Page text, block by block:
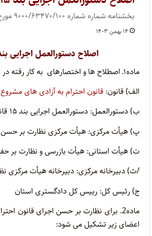
بخشنامه شماره شماره ۹۰۰۰/۶۳۴۷۰/۱۰۰ مورخ ۱۴۰۳/۱۱/۰۳ رییس قوه قضاییه
۱۴ بهمن ۱۴۰۳
اصلاح دستورالعمل اجرایی بند ۱۵ قانون احترام به آزادی‌ های مشروع و حفظ حقوق شهروندی مصوب
ماده۱ـ اصطلاح ها و اختصارهای به کار رفته در این دستورالعمل در معانی زیر است:
الف) قانون: قانون احترام به آزادی های
ب) دستورالعمل: دستورالعمل اجرایی بند ۱۵ قانون احترام به آزادی های مشروع و حفظ حقوق شهروندی
پ) هیأت مرکزی: هیأت مرکزی نظارت بر حسن
ت) هیأت استانی: هیأت بازرسی و نظارت بر
/ث) دبیرخانه مرکزی: دبیرخانه هیأت
ج) رئیس کل: رییس کل دادگستری استان
اعضای زیر تشکیل می شود: